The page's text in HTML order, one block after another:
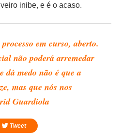
inibe, e é o acaso.
em curso, aberto.
não poderá arremedar
dá medo não é que a
mas que nós nos
Guardiola
Tweet